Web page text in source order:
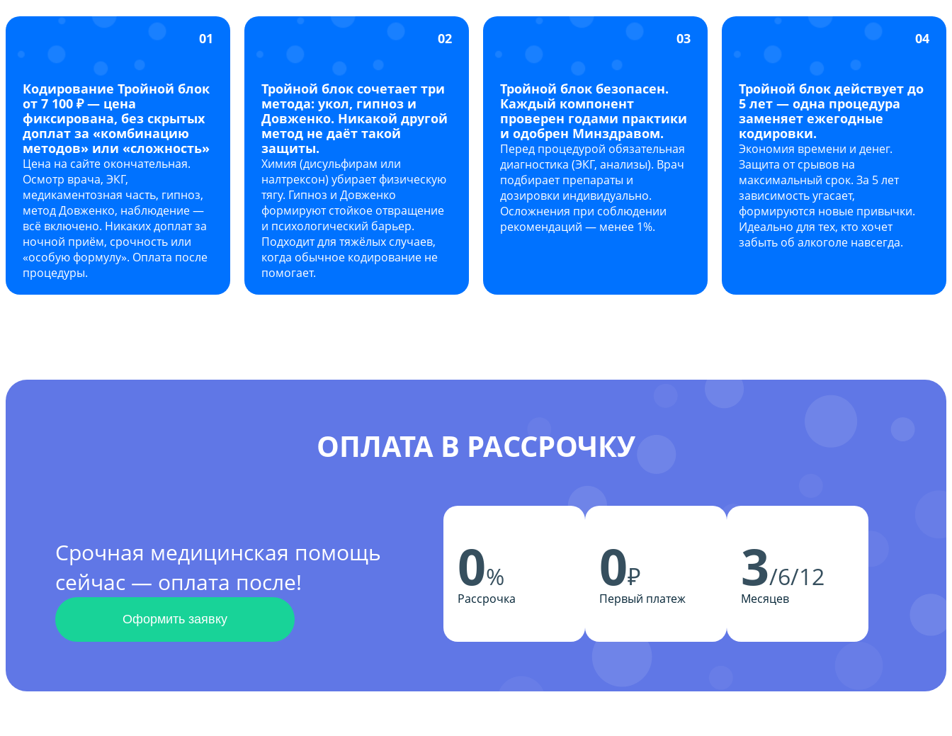
01
Кодирование Тройной блок
от 7 100 ₽ — цена
фиксирована, без скрытых
доплат за «комбинацию
методов» или «сложность»
Цена на сайте окончательная.
Осмотр врача, ЭКГ,
медикаментозная часть, гипноз,
метод Довженко, наблюдение —
всё включено. Никаких доплат за
ночной приём, срочность или
«особую формулу». Оплата после
процедуры.
02
Тройной блок сочетает три
метода: укол, гипноз и
Довженко. Никакой другой
метод не даёт такой
защиты.
Химия (дисульфирам или
налтрексон) убирает физическую
тягу. Гипноз и Довженко
формируют стойкое отвращение
и психологический барьер.
Подходит для тяжёлых случаев,
когда обычное кодирование не
помогает.
03
Тройной блок безопасен.
Каждый компонент
проверен годами практики
и одобрен Минздравом.
Перед процедурой обязательная
диагностика (ЭКГ, анализы). Врач
подбирает препараты и
дозировки индивидуально.
Осложнения при соблюдении
рекомендаций — менее 1%.
04
Тройной блок действует до
5 лет — одна процедура
заменяет ежегодные
кодировки.
Экономия времени и денег.
Защита от срывов на
максимальный срок. За 5 лет
зависимость угасает,
формируются новые привычки.
Идеально для тех, кто хочет
забыть об алкоголе навсегда.
ОПЛАТА В РАССРОЧКУ
Срочная медицинская помощь
сейчас — оплата после!
0%
Рассрочка 0₽
Первый платеж 3/6/12
Месяцев
Оформить заявку